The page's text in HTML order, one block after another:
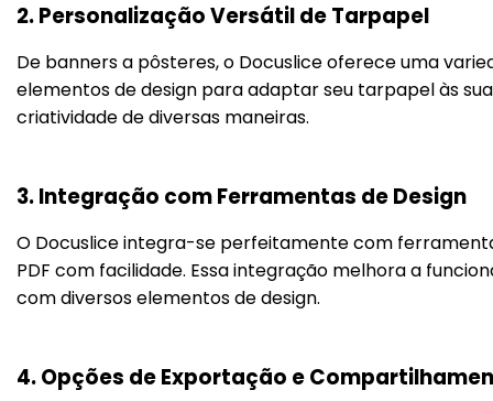
2. Personalização Versátil de Tarpapel
De banners a pôsteres, o Docuslice oferece uma
elementos de design para adaptar seu tarpapel às
criatividade de diversas maneiras.
3. Integração com Ferramentas de Design
O Docuslice integra-se perfeitamente com
PDF com facilidade. Essa integração melhora a
com diversos elementos de design.
4. Opções de Exportação e